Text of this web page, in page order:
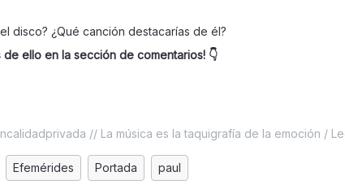
disco? ¿Qué canción destacarías de él?
de ello en la sección de comentarios! 👇
// La música es la taquigrafía de la emoción /
Efemérides Portada paul